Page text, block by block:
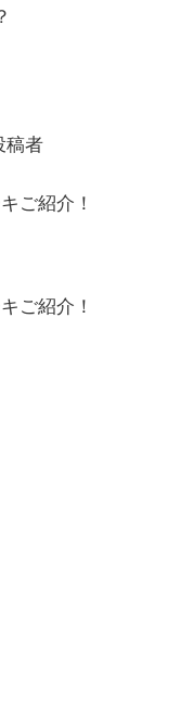
稿者
ご紹介！
ご紹介！